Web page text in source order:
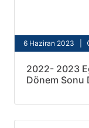
6 Haziran 2023 |
2022- 2023
Dönem Sonu